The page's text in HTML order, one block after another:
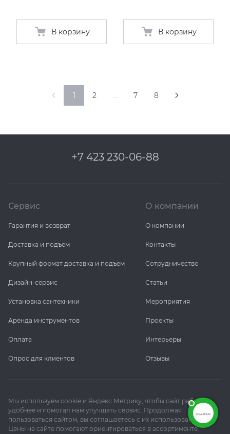
В корзину В корзину
1 2 … 7 8
+7 423 230-06-88
Сервис
Гарантия и возврат
Доставка и подъем
Крупный формат доставка и подъем
Дизайн-сервис
Установка сантехники
Аренда инструментов
Оплата
Опрос для клиентов
О компании
О компании
Контакты
Сотрудничество
Статьи
Мероприятия
Проекты
Интерьеры
Отзывы
Мы используем cookie и Яндекс Метрику, чтобы сайт работал
удобнее и помогал нам улучшать сервис. Продолжая
пользоваться сайтом, вы соглашаетесь с их использованием.
Цены на сайте помогают ориентироваться в ассортименте.